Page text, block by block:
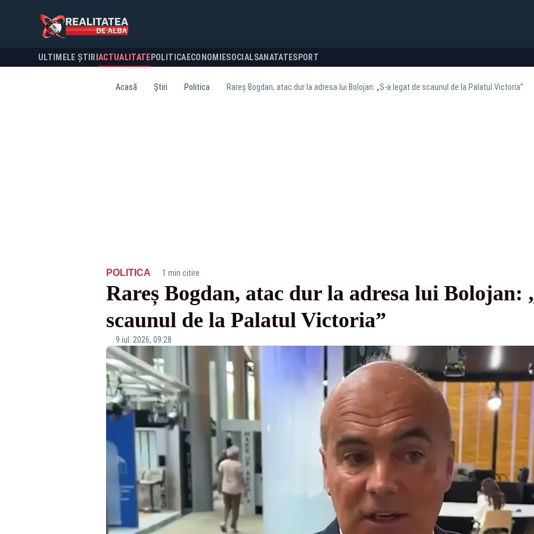
ULTIMELE ȘTIRI ACTUALITATE POLITICA ECONOMIESOCIALSANATATESPORT
Acasă Știri Politica Rareș Bogdan, atac dur la adresa lui Bolojan: „S-a legat de scaunul de la Palatul Victoria”
POLITICA· 1 min citire
Rareș Bogdan, atac dur la adresa lui Bolojan:
scaunul de la Palatul Victoria”
9 iul. 2026, 09:28